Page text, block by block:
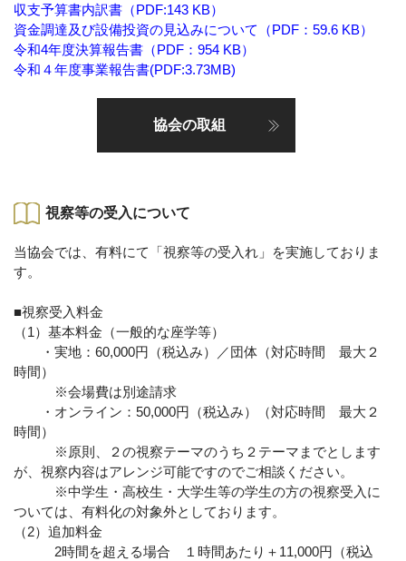
収支予算書内訳書（PDF:143 KB）
資金調達及び設備投資の見込みについて（PDF：59.6 KB）
令和4年度決算報告書（PDF：954 KB）
令和４年度事業報告書(PDF:3.73MB)
協会の取組
視察等の受入について
当協会では、有料にて「視察等の受入れ」を実施しておりま
す。
■視察受入料金
（1）基本料金（一般的な座学等）
・実地：60,000円（税込み）／団体（対応時間 最大２
時間）
※会場費は別途請求
・オンライン：50,000円（税込み）（対応時間 最大２
時間）
※原則、２の視察テーマのうち２テーマまでとします
が、視察内容はアレンジ可能ですのでご相談ください。
※中学生・高校生・大学生等の学生の方の視察受入に
ついては、有料化の対象外としております。
（2）追加料金
2時間を超える場合 １時間あたり＋11,000円（税込